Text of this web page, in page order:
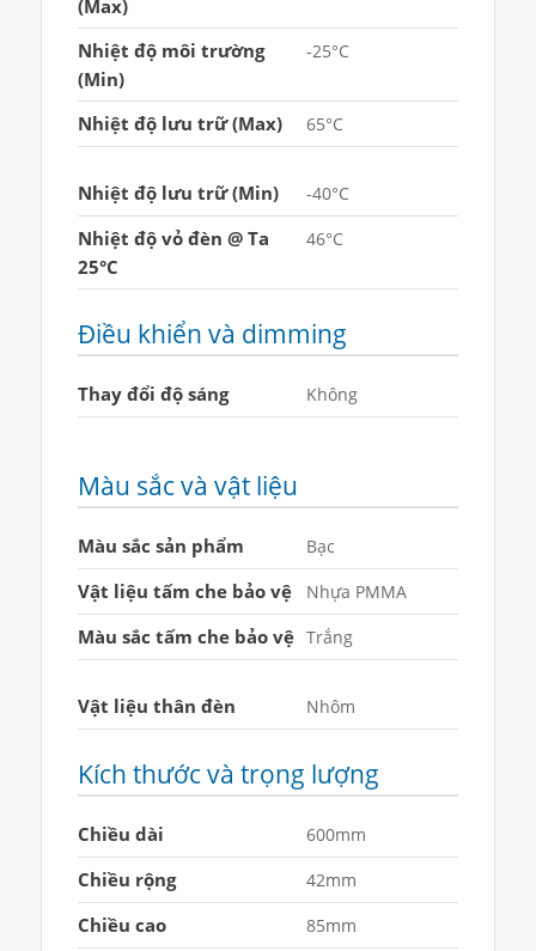
(Max)
Nhiệt độ môi trường
(Min)
-25°C
Nhiệt độ lưu trữ (Max) 65°C
Nhiệt độ lưu trữ (Min) -40°C
Nhiệt độ vỏ đèn @ Ta
25°C
46°C
Điều khiển và dimming
Thay đổi độ sáng Không
Màu sắc và vật liệu
Màu sắc sản phẩm Bạc
Vật liệu tấm che bảo vệ Nhựa PMMA
Màu sắc tấm che bảo vệ Trắng
Vật liệu thân đèn Nhôm
Kích thước và trọng lượng
Chiều dài 600mm
Chiều rộng 42mm
Chiều cao 85mm